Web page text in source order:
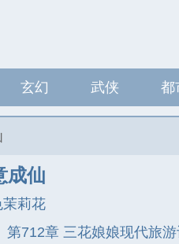
玄幻 武侠 都
成仙
茉莉花
第712章 三花娘娘现代旅游